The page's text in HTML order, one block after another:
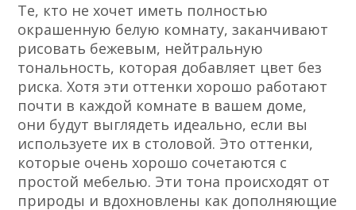
Те, кто не хочет иметь полностью
окрашенную белую комнату, заканчивают
рисовать бежевым, нейтральную
тональность, которая добавляет цвет без
риска. Хотя эти оттенки хорошо работают
почти в каждой комнате в вашем доме,
они будут выглядеть идеально, если вы
используете их в столовой. Это оттенки,
которые очень хорошо сочетаются с
простой мебелью. Эти тона происходят от
природы и вдохновлены как дополняющие